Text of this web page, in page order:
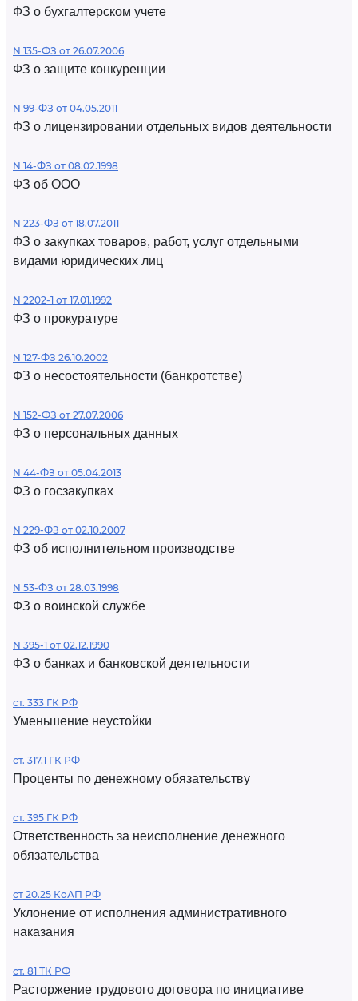
ФЗ о бухгалтерском учете
N 135-ФЗ от 26.07.2006
ФЗ о защите конкуренции
N 99-ФЗ от 04.05.2011
ФЗ о лицензировании отдельных видов деятельности
N 14-ФЗ от 08.02.1998
ФЗ об ООО
N 223-ФЗ от 18.07.2011
ФЗ о закупках товаров, работ, услуг отдельными
видами юридических лиц
N 2202-1 от 17.01.1992
ФЗ о прокуратуре
N 127-ФЗ 26.10.2002
ФЗ о несостоятельности (банкротстве)
N 152-ФЗ от 27.07.2006
ФЗ о персональных данных
N 44-ФЗ от 05.04.2013
ФЗ о госзакупках
N 229-ФЗ от 02.10.2007
ФЗ об исполнительном производстве
N 53-ФЗ от 28.03.1998
ФЗ о воинской службе
N 395-1 от 02.12.1990
ФЗ о банках и банковской деятельности
ст. 333 ГК РФ
Уменьшение неустойки
ст. 317.1 ГК РФ
Проценты по денежному обязательству
ст. 395 ГК РФ
Ответственность за неисполнение денежного
обязательства
ст 20.25 КоАП РФ
Уклонение от исполнения административного
наказания
ст. 81 ТК РФ
Расторжение трудового договора по инициативе